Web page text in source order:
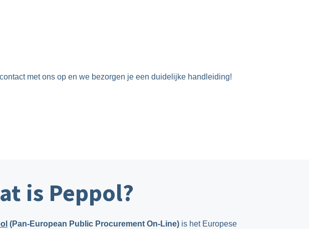
met ons op en we bezorgen je een duidelijke handleiding!
is Peppol?
(Pan-European Public Procurement On-Line)is het Europese